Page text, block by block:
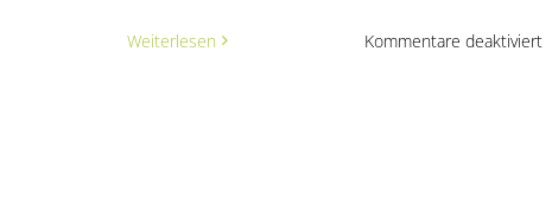
Weiterlesen Kommentare deaktiviertfür